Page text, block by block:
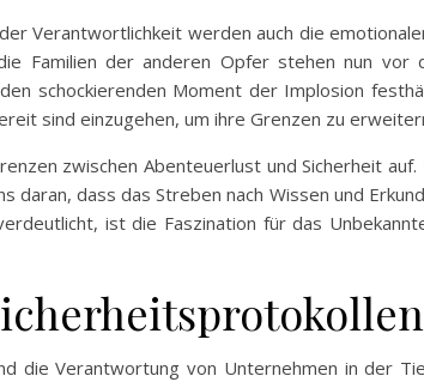
Verantwortlichkeit werden auch die
Familien der anderen Opfer stehen nun
schockierenden Moment der Implosion
sind einzugehen, um ihre Grenzen zu
zwischen Abenteuerlust und Sicherheit
daran, dass das Streben nach Wissen und
ist die Faszination für das
die Verantwortung von Unternehmen in der